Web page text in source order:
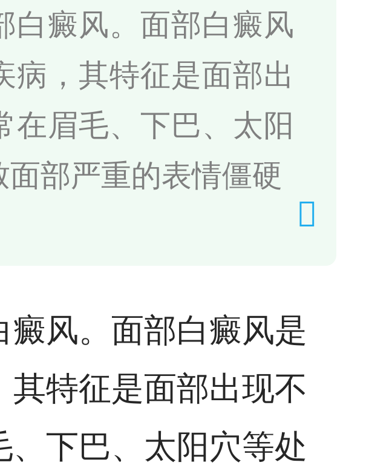
白癜风。面部白癜风
病，其特征是面部出
在眉毛、下巴、太阳
部严重的表情僵硬
风。面部白癜风是
特征是面部出现不
下巴、太阳穴等处